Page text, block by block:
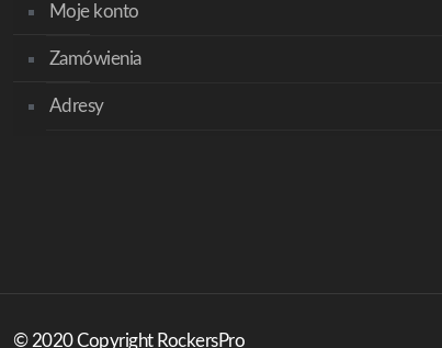
Moje konto
Zamówienia
Adresy
© 2020 Copyright RockersPro